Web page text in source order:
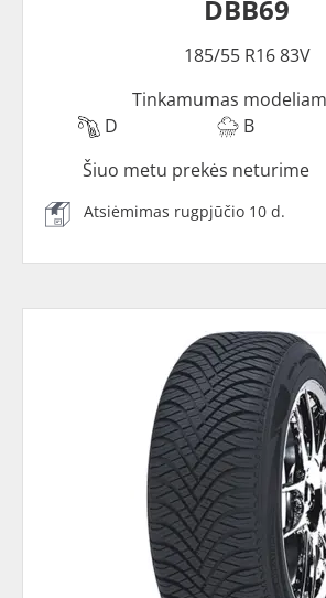
DBB69
185/55 R16 83V
Tinkamumas
D
B
Šiuo metu prekės neturime
Atsiėmimas rugpjūčio 10 d.